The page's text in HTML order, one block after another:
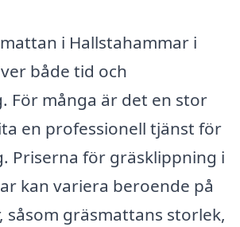
i Hallstahammar i
både tid och
För många är det en stor
en professionell tjänst för
Priserna för gräsklippning i
kan variera beroende på
såsom gräsmattans storlek,